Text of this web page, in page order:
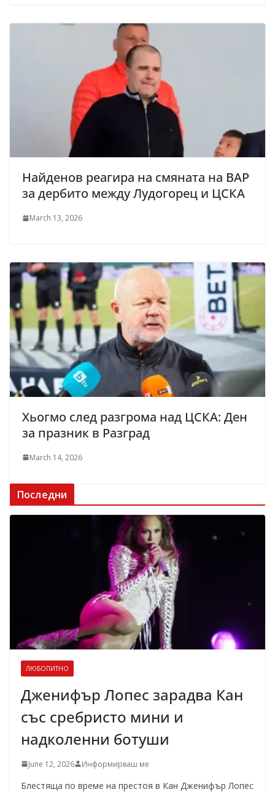
Найденов реагира на смяната на ВАР
за дербито между Лудогорец и ЦСКА
March 13, 2026
Хьогмо след разгрома над ЦСКА: Ден
за празник в Разград
March 14, 2026
Последни
ЛЮБОПИТНО
Дженифър Лопес зарадва Кан
със сребристо мини и
надколенни ботуши
June 12, 2026 Информирваш ме
Блестяща по време на престоя в Кан Дженифър Лопес